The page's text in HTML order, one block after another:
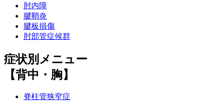
肘内障
腱鞘炎
腱板損傷
肘部管症候群
症状別メニュー
【背中・胸】
脊柱管狭窄症